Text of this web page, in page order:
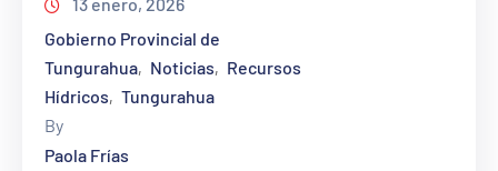
Gobierno Provincial de
Tungurahua‚ Noticias‚ Recursos
Hídricos‚ Tungurahua
By
Paola Frías